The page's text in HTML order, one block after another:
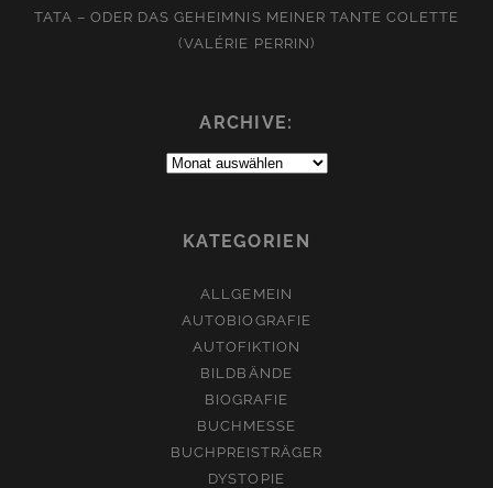
TATA – ODER DAS GEHEIMNIS MEINER TANTE COLETTE
(VALÉRIE PERRIN)
ARCHIVE:
Archive:
KATEGORIEN
ALLGEMEIN
AUTOBIOGRAFIE
AUTOFIKTION
BILDBÄNDE
BIOGRAFIE
BUCHMESSE
BUCHPREISTRÄGER
DYSTOPIE